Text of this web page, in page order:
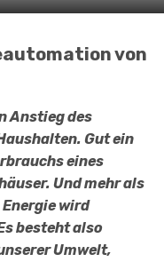
von
Anstieg des
Gut ein
eines
Und mehr als
wird
besteht also
Umwelt,